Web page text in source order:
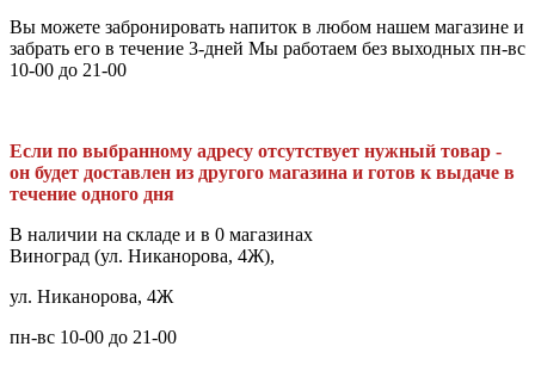
Вы можете забронировать напиток в любом нашем магазине и
забрать его в течение 3-дней Мы работаем без выходных пн-вс
10-00 до 21-00
Если по выбранному адресу отсутствует нужный товар -
он будет доставлен из другого магазина и готов к выдаче в
течение одного дня
В наличии на складе и в 0 магазинах
Виноград (ул. Никанорова, 4Ж),
ул. Никанорова, 4Ж
пн-вс 10-00 до 21-00